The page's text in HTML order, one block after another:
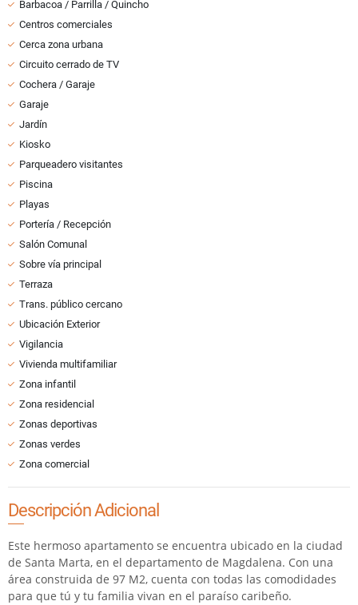
Barbacoa / Parrilla / Quincho
Centros comerciales
Cerca zona urbana
Circuito cerrado de TV
Cochera / Garaje
Garaje
Jardín
Kiosko
Parqueadero visitantes
Piscina
Playas
Portería / Recepción
Salón Comunal
Sobre vía principal
Terraza
Trans. público cercano
Ubicación Exterior
Vigilancia
Vivienda multifamiliar
Zona infantil
Zona residencial
Zonas deportivas
Zonas verdes
Zona comercial
Descripción Adicional
Este hermoso apartamento se encuentra ubicado en la ciudad
de Santa Marta, en el departamento de Magdalena. Con una
área construida de 97 M2, cuenta con todas las comodidades
para que tú y tu familia vivan en el paraíso caribeño.